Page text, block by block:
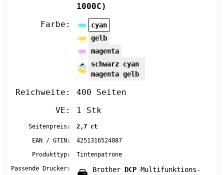
1000C)
Farbe:
cyan
gelb
magenta
schwarz cyan
magenta gelb
Reichweite:
400 Seiten
VE:
1 Stk
Seitenpreis:
2,7 ct
EAN / GTIN:
4251316524087
Produkttyp:
Tintenpatrone
Passende Drucker:
Brother DCP Multifunktions-